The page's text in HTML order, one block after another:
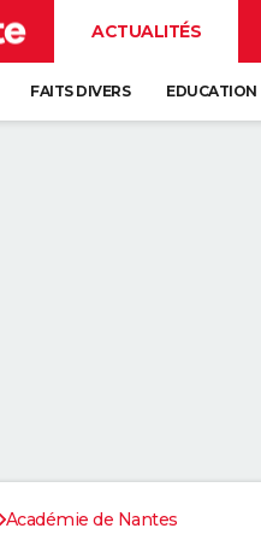
ACTUALITÉS
FAITS DIVERS EDUCATION
Académie de Nantes